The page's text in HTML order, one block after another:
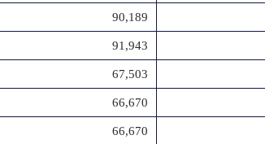
90,189
91,943
67,503
66,670
66,670